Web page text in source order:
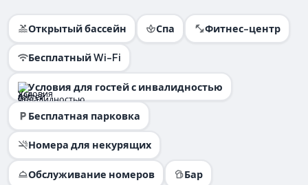
Открытый бассейн Спа Фитнес-центр
Бесплатный Wi-Fi
Условия для гостей с инвалидностью
Бесплатная парковка
Номера для некурящих
Обслуживание номеров Бар